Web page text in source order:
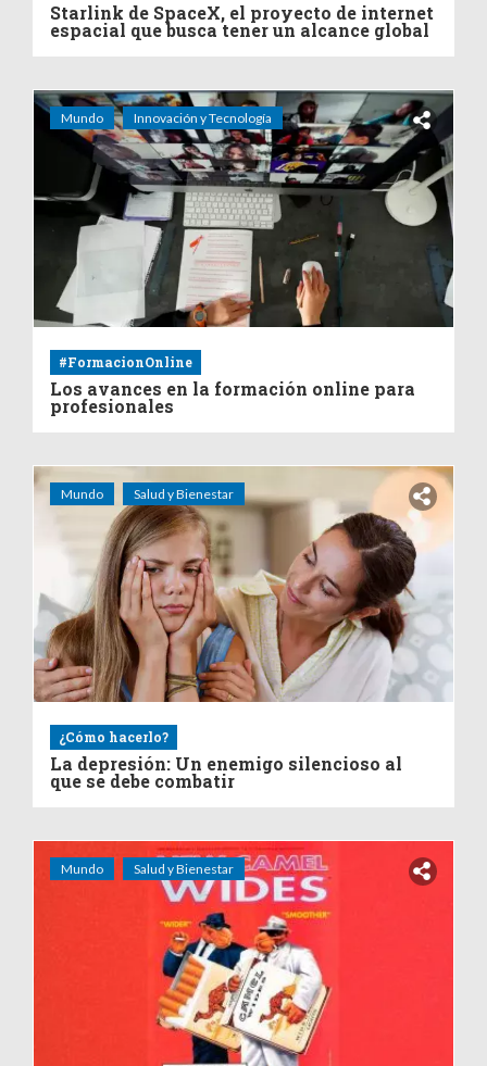
Starlink de SpaceX, el proyecto de internet
espacial que busca tener un alcance global
Mundo Innovación y Tecnología
#FormacionOnline
Los avances en la formación online para
profesionales
Mundo Salud y Bienestar
¿Cómo hacerlo?
La depresión: Un enemigo silencioso al
que se debe combatir
Mundo Salud y Bienestar